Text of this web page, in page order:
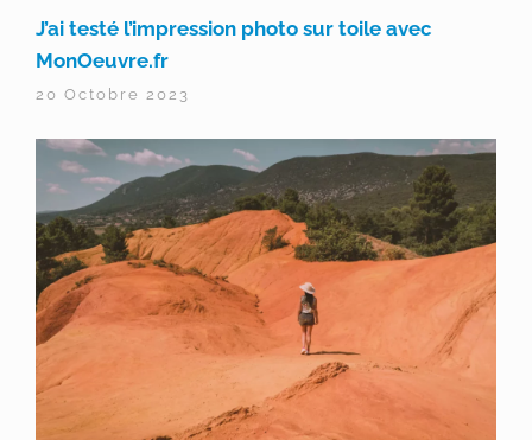
J’ai testé l’impression photo sur toile avec
MonOeuvre.fr
20 Octobre 2023